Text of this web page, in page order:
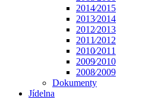
2014⁄2015
2013⁄2014
2012⁄2013
2011⁄2012
2010⁄2011
2009⁄2010
2008⁄2009
Dokumenty
Jídelna